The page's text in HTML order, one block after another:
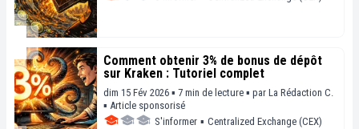
Comment obtenir 3% de bonus de dépôt
sur Kraken : Tutoriel complet
dim 15 Fév 2026 ▪ 7 min de lecture ▪ par La Rédaction C.
▪ Article sponsorisé
S'informer ▪ Centralized Exchange (CEX)